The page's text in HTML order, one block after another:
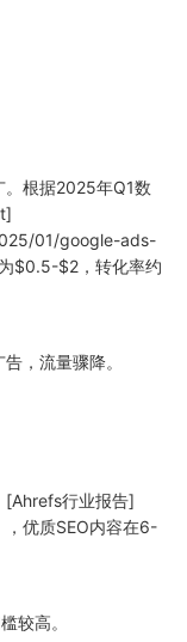
。根据2025年Q1数
/01/google-ads-
$0.5-$2，转化率约
，流量骤降。
[Ahrefs行业报告]
优质SEO内容在6-
较高。